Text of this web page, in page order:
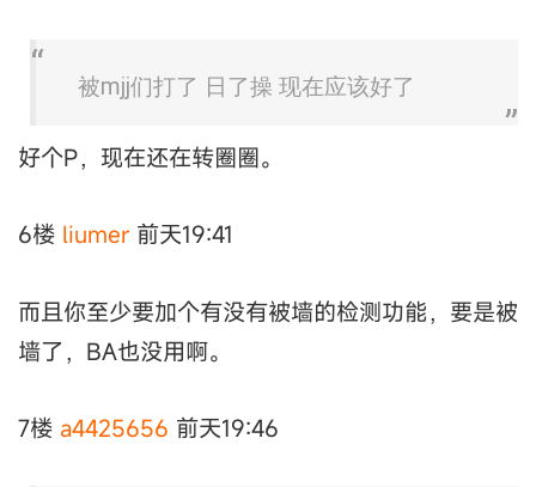
被mjj们打了 日了操 现在应该好了
好个P，现在还在转圈圈。
6楼 liumer 前天19:41
而且你至少要加个有没有被墙的检测功能，要是被
墙了，BA也没用啊。
7楼 a4425656 前天19:46